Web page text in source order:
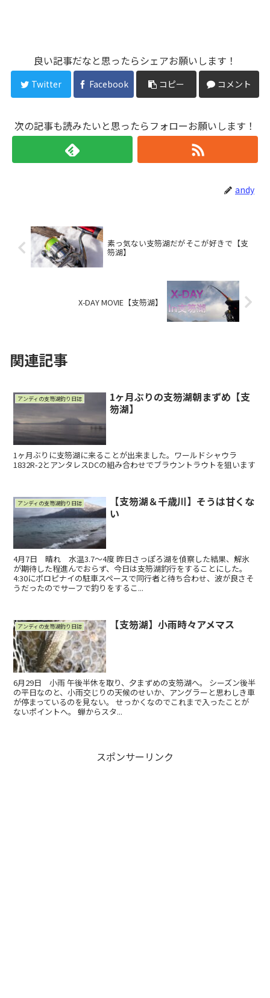
良い記事だなと思ったらシェアお願いします！
Twitter Facebook コピー コメント
次の記事も読みたいと思ったらフォローお願いします！
andy
素っ気ない支笏湖だがそこが好きで【支
笏湖】
X-DAY MOVIE【支笏湖】
関連記事
アンディの支笏湖釣り日誌
1ヶ月ぶりの支笏湖朝まずめ【支
笏湖】
1ヶ月ぶりに支笏湖に来ることが出来ました。ワールドシャウラ
1832R-2とアンタレスDCの組み合わせでブラウントラウトを狙います
アンディの支笏湖釣り日誌
【支笏湖＆千歳川】そうは甘くな
い
4月7日 晴れ 水温3.7〜4度 昨日さっぽろ湖を偵察した結果、解氷
が期待した程進んでおらず、今日は支笏湖釣行をすることにした。
4:30にポロピナイの駐車スペースで同行者と待ち合わせ、波が良さそ
うだったのでサーフで釣りをするこ...
アンディの支笏湖釣り日誌 【支笏湖】小雨時々アメマス
6月29日 小雨 午後半休を取り、夕まずめの支笏湖へ。 シーズン後半
の平日なのと、小雨交じりの天候のせいか、アングラーと思わしき車
が停まっているのを見ない。 せっかくなのでこれまで入ったことが
ないポイントへ。 蝉からスタ...
スポンサーリンク